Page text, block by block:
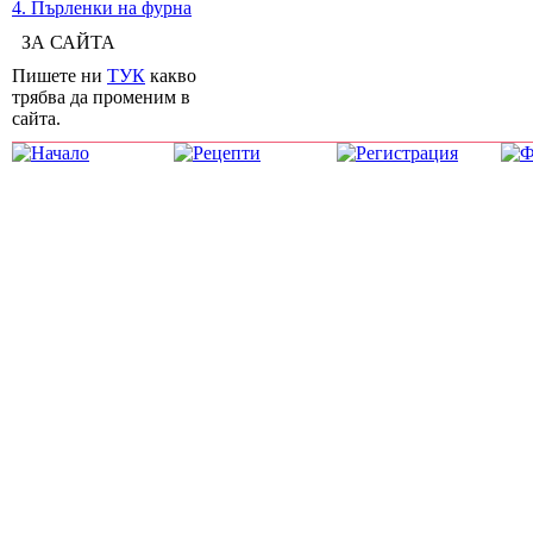
4. Пърленки на фурна
ЗА САЙТА
Пишете ни ТУК какво
трябва да променим в
сайта.